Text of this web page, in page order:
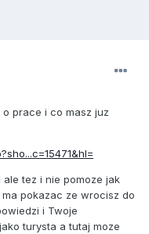
prace i co masz juz
tez i nie pomoze jak
pokazac ze wrocisz do
i Twoje
turysta a tutaj moze